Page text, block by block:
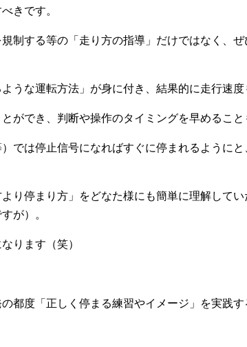
きです。
制する等の「走り方の指導」だけではなく、
うな運転方法」が身に付き、結果的に走行速度
ができ、判断や操作のタイミングを早めること
では停止信号になればすぐに停まれるようにと
り停まり方」をどなた様にも簡単に理解してい
が）。
ります（笑）
都度「正しく停まる練習やイメージ」を実践す